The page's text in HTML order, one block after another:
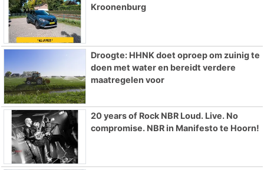
Kroonenburg
Droogte: HHNK doet oproep om zuinig te
doen met water en bereidt verdere
maatregelen voor
20 years of Rock NBR Loud. Live. No
compromise. NBR in Manifesto te Hoorn!